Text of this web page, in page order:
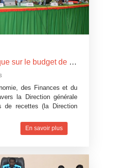
Conférence publique sur le budget de l’Etat, exercice 2019: Devoir de transparence vis-à-vis des citoyens burkinabè
des Finances et du
la Direction générale
de recettes (la Direction
En savoir plus